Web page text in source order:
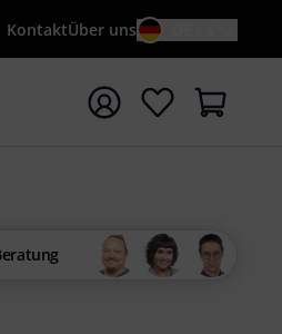
KontaktÜber uns
starten